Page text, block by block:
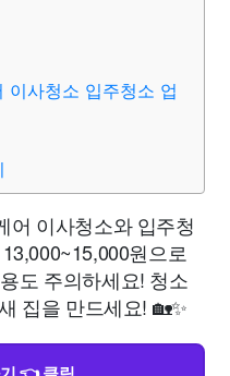
이사청소 입주청소 업
어 이사청소와 입주청
원으로
도 주의하세요! 청소
집을 만드세요! 🏡✨